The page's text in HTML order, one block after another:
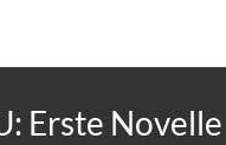
Erste Novelle